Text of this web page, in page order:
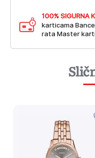
100% SIGURNA
karticama
rata Master